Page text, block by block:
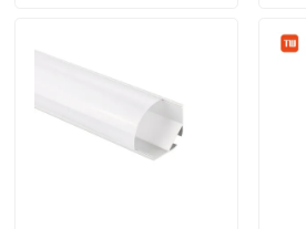
Путешествие фабрики